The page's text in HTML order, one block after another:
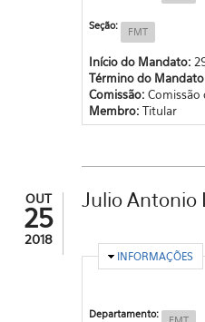
Seção: FMT
Início do Mandato:
Término do
Comissão: Comissão
Membro: Titular
OUT
25
2018
Julio Antonio
OCULTAR
INFORMAÇÕES
Departamento: